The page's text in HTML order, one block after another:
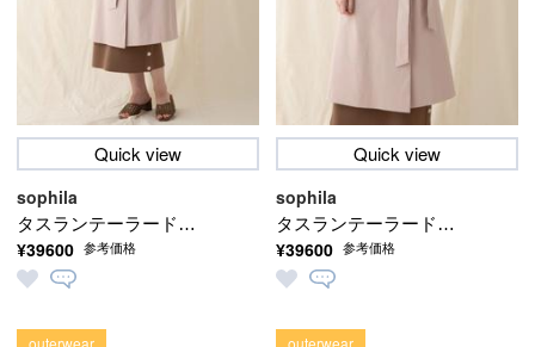
Quick view
タスランテーラードコ
ート
sophila
¥39600 参考価格
Quick view
タスランテーラードコ
ート
sophila
¥39600 参考価格
outerwear outerwear